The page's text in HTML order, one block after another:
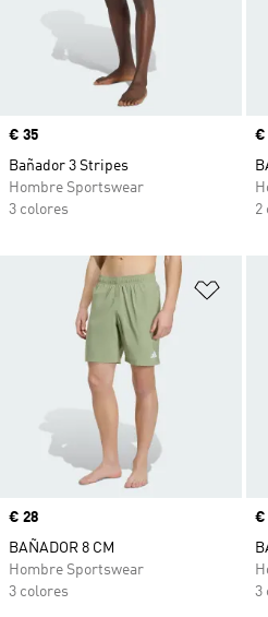
Precio
€ 35
Bañador 3 Stripes
Hombre Sportswear
3 colores
€
2
Precio
€ 28
BAÑADOR 8 CM
Hombre Sportswear
3 colores
€
3